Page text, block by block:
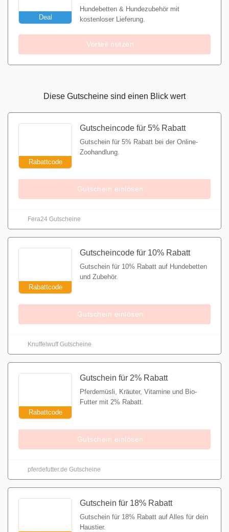
Deal
Hundebetten & Hundezubehör mit
kostenloser Lieferung.
Vorteil nutzen
Diese Gutscheine sind einen Blick wert
Rabattcode
Gutscheincode für 5% Rabatt
Gutschein für 5% Rabatt bei der Online-
Zoohandlung.
Gutschein einlösen
Fera24 Gutscheine
Rabattcode
Gutscheincode für 10% Rabatt
Gutschein für 10% Rabatt auf Hundebetten
und Zubehör.
Gutschein einlösen
Knuffelwuff Gutscheine
Rabattcode
Gutschein für 2% Rabatt
Pferdemüsli, Kräuter, Vitamine und Bio-
Futter mit 2% Rabatt.
Gutschein einlösen
pferdefutter.de Gutscheine
Gutschein für 18% Rabatt
Gutschein für 18% Rabatt auf Alles für dein
Haustier.